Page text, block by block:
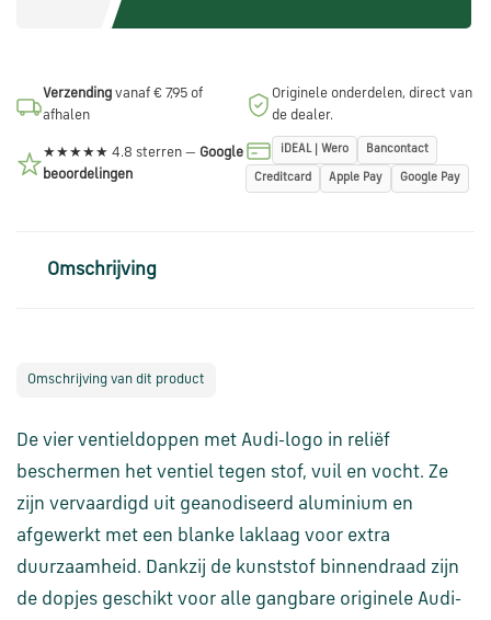
WhatsApp
Stuur
betalen
en
verzending
Verzending vanaf € 7,95 of
afhalen
Originele onderdelen, direct van
de dealer.
★★★★★ 4.8 sterren — Google
beoordelingen
iDEAL | Wero Bancontact
Creditcard Apple Pay Google Pay
Omschrijving
Omschrijving van dit product
De vier ventieldoppen met Audi-logo in reliëf
beschermen het ventiel tegen stof, vuil en vocht. Ze
zijn vervaardigd uit geanodiseerd aluminium en
afgewerkt met een blanke laklaag voor extra
duurzaamheid. Dankzij de kunststof binnendraad zijn
de dopjes geschikt voor alle gangbare originele Audi-